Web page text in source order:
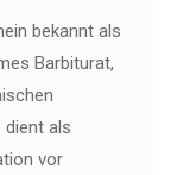
bekannt als
Barbiturat,
dient als
vor